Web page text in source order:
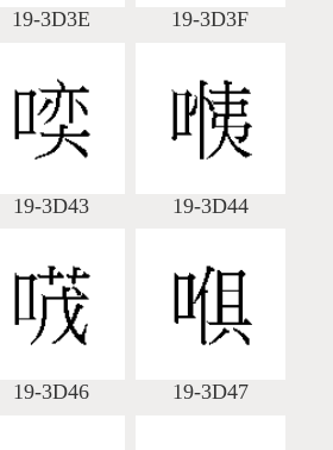
19-3D3E 19-3D3F
19-3D43 19-3D44
19-3D46 19-3D47